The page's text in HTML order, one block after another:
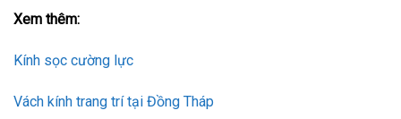
Xem thêm:
Kính sọc cường lực
Vách kính trang trí tại Đồng Tháp